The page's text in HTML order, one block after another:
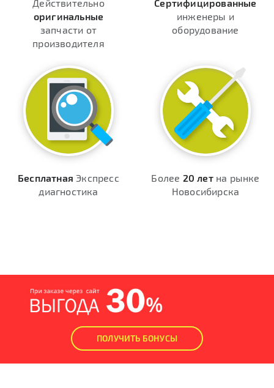
Действительно
оригинальные
запчасти от
производителя
Сертифицированные
инженеры и
оборудование
Бесплатная Экспресс
диагностика
Более 20 летна рынке
Новосибирска
ПОЛУЧИТЬ БОНУСЫ